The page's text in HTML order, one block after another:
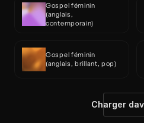
Gospel féminin
(anglais,
contemporain)
Gospel féminin
(anglais, brillant, pop)
Charger